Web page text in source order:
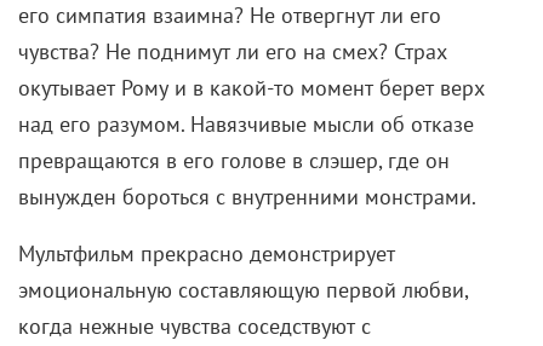
его симпатия взаимна? Не отвергнут ли его
чувства? Не поднимут ли его на смех? Страх
окутывает Рому и в какой-то момент берет верх
над его разумом. Навязчивые мысли об отказе
превращаются в его голове в слэшер, где он
вынужден бороться с внутренними монстрами.
Мультфильм прекрасно демонстрирует
эмоциональную составляющую первой любви,
когда нежные чувства соседствуют с